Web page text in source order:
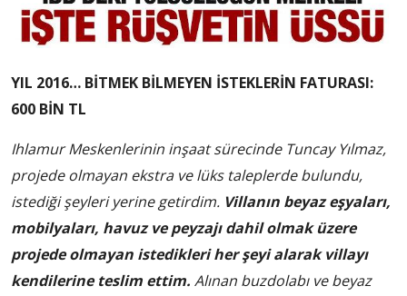
YIL 2016… BİTMEK BİLMEYEN İSTEKLERİN FATURASI:
600 BİN TL
Ihlamur Meskenlerinin inşaat sürecinde Tuncay Yılmaz,
projede olmayan ekstra ve lüks taleplerde bulundu,
istediği şeyleri yerine getirdim. Villanın beyaz eşyaları,
mobilyaları, havuz ve peyzajı dahil olmak üzere
projede olmayan istedikleri her şeyi alarak villayı
kendilerine teslim ettim. Alınan buzdolabı ve beyaz